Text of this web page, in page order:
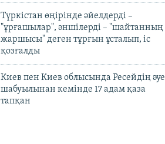
Түркістан өңірінде әйелдерді –
"ұрғашылар", әншілерді – "шайтанның
жаршысы" деген тұрғын ұсталып, іс
қозғалды
Киев пен Киев облысында Ресейдің әуе
шабуылынан кемінде 17 адам қаза
тапқан